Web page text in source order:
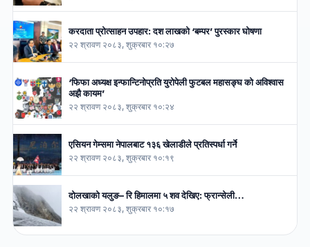
करदाता प्रोत्साहन उपहार: दश लाखको ‘बम्पर’ पुरस्कार घोषणा
२२ श्रावण २०८३, शुक्रबार १०:२७
‘फिफा अध्यक्ष इन्फान्टिनोप्रति युरोपेली फुटबल महासङ्घ को अविश्वास
अझै कायम’
२२ श्रावण २०८३, शुक्रबार १०:२४
एसियन गेम्समा नेपालबाट १३६ खेलाडीले प्रतिस्पर्धा गर्ने
२२ श्रावण २०८३, शुक्रबार १०:१९
दोलखाको यलुङ– रि हिमालमा ५ शव देखिए: फ्रान्सेली…
२२ श्रावण २०८३, शुक्रबार १०:१७